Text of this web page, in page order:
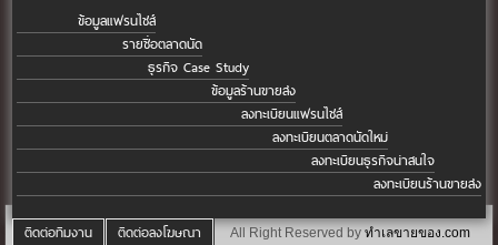
ข้อมูลแฟรนไชส์
รายชื่อตลาดนัด
ธุรกิจ Case Study
ข้อมูลร้านขายส่ง
ลงทะเบียนแฟรนไชส์
ลงทะเบียนตลาดนัดใหม่
ลงทะเบียนธุรกิจน่าสนใจ
ลงทะเบียนร้านขายส่ง
ติดต่อทีมงาน ติดต่อลงโฆษณา All Right Reserved by ทำเลขายของ.com